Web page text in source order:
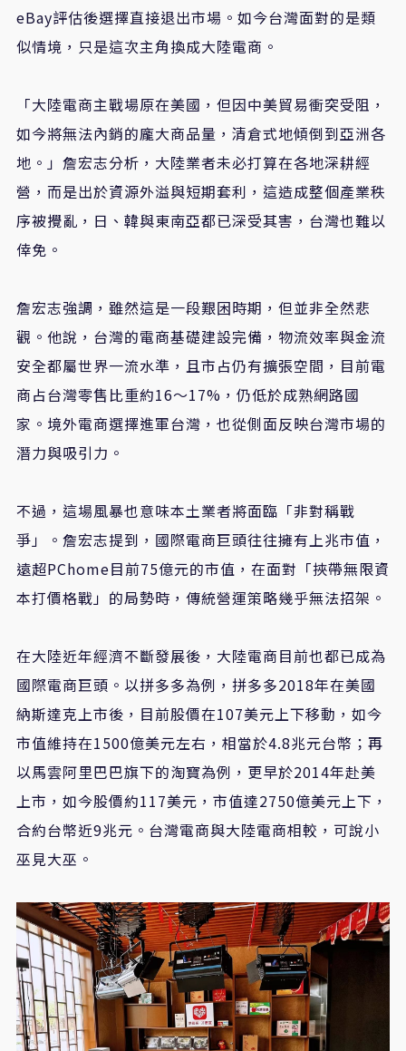
eBay評估後選擇直接退出市場。如今台灣面對的是類
似情境，只是這次主角換成大陸電商。
「大陸電商主戰場原在美國，但因中美貿易衝突受阻，
如今將無法內銷的龐大商品量，清倉式地傾倒到亞洲各
地。」詹宏志分析，大陸業者未必打算在各地深耕經
營，而是出於資源外溢與短期套利，這造成整個產業秩
序被攪亂，日、韓與東南亞都已深受其害，台灣也難以
倖免。
詹宏志強調，雖然這是一段艱困時期，但並非全然悲
觀。他說，台灣的電商基礎建設完備，物流效率與金流
安全都屬世界一流水準，且市占仍有擴張空間，目前電
商占台灣零售比重約16～17%，仍低於成熟網路國
家。境外電商選擇進軍台灣，也從側面反映台灣市場的
潛力與吸引力。
不過，這場風暴也意味本土業者將面臨「非對稱戰
爭」。詹宏志提到，國際電商巨頭往往擁有上兆市值，
遠超PChome目前75億元的市值，在面對「挾帶無限資
本打價格戰」的局勢時，傳統營運策略幾乎無法招架。
在大陸近年經濟不斷發展後，大陸電商目前也都已成為
國際電商巨頭。以拼多多為例，拼多多2018年在美國
納斯達克上市後，目前股價在107美元上下移動，如今
市值維持在1500億美元左右，相當於4.8兆元台幣；再
以馬雲阿里巴巴旗下的淘寶為例，更早於2014年赴美
上市，如今股價約117美元，市值達2750億美元上下，
合約台幣近9兆元。台灣電商與大陸電商相較，可說小
巫見大巫。